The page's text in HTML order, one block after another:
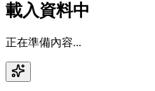
載入資料中
正在準備內容...